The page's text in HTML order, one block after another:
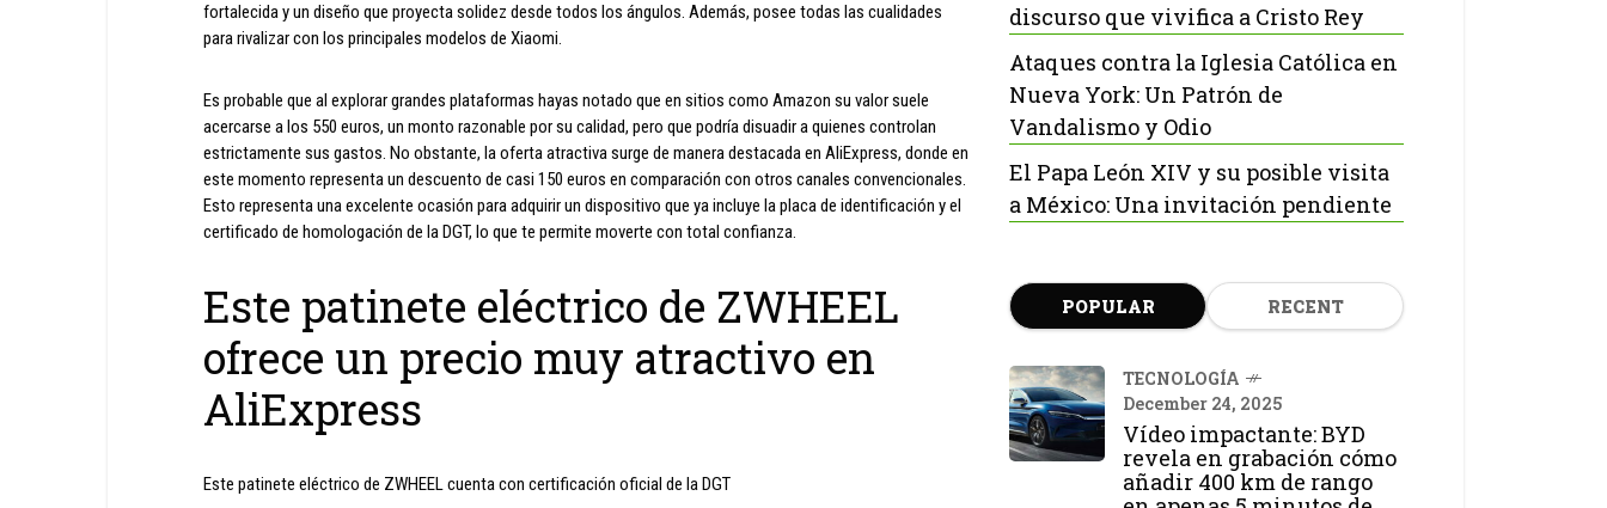
fortalecida y un diseño que proyecta solidez desde todos los ángulos. Además, posee todas las cualidades
para rivalizar con los principales modelos de Xiaomi.
Es probable que al explorar grandes plataformas hayas notado que en sitios como Amazon su valor suele
acercarse a los 550 euros, un monto razonable por su calidad, pero que podría disuadir a quienes controlan
estrictamente sus gastos. No obstante, la oferta atractiva surge de manera destacada en AliExpress, donde en
este momento representa un descuento de casi 150 euros en comparación con otros canales convencionales.
Esto representa una excelente ocasión para adquirir un dispositivo que ya incluye la placa de identificación y el
certificado de homologación de la DGT, lo que te permite moverte con total confianza.
Este patinete eléctrico de ZWHEEL
ofrece un precio muy atractivo en
AliExpress
Este patinete eléctrico de ZWHEEL cuenta con certificación oficial de la DGT
discurso que vivifica a Cristo Rey
Ataques contra la Iglesia Católica en
Nueva York: Un Patrón de
Vandalismo y Odio
El Papa León XIV y su posible visita
a México: Una invitación pendiente
POPULAR RECENT
TECNOLOGÍA
December 24, 2025
Vídeo impactante: BYD
revela en grabación cómo
añadir 400 km de rango